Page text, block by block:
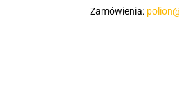
Zamówienia: